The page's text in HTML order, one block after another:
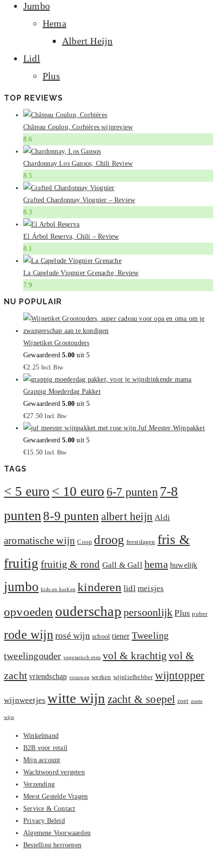
Jumbo
Hema
Albert Heijn
Lidl
Plus
TOP REVIEWS
Château Coulon, Corbières wijnreview
8.6
Chardonnay Los Gansos, Chili Review
8.5
Crafted Chardonnay Viognier – Review
8.3
El Árbol Reserva, Chili – Review
8.1
La Capelude Viognier Grenache, Review
7.9
NU POPULAIR
Wijnetiket Grootouders
Gewaardeerd5.00 uit 5
€2.25 Incl. Btw
Grappig Moederdag Pakket
Gewaardeerd5.00 uit 5
€27.50 Incl. Btw
Juf Meester Wijnpakket
Gewaardeerd5.00 uit 5
€15.50 Incl. Btw
TAGS
< 5 euro < 10 euro 6-7 punten7-8
punten8-9 puntenalbert heijn Aldi
aromatische wijn Coop droog feestdagen fris &
fruitig fruitig & rond Gall & Gall hema huwelijk
jumbo kids en kurken kinderen lidl meisjes
opvoeden ouderschap persoonlijk Plus puber
rode wijn rosé wijn school tiener Tweeling
tweelingouder vegetarisch eten vol & krachtig vol &
zacht vriendschap vrouwen werken wijnliefhebber wijntopper
wijnweetjes witte wijn zacht & soepel zoet zoete
wijn
Winkelmand
B2B voor retail
Mijn account
Wachtwoord vergeten
Verzending
Meest Gestelde Vragen
Service & Contact
Privacy Beleid
Algemene Voorwaarden
Bestelling herroepen